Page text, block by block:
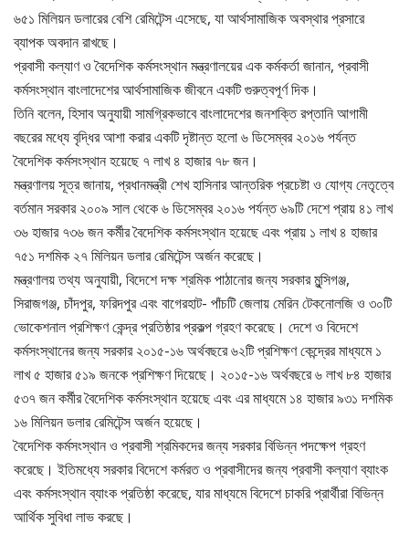
৬৫১ মিলিয়ন ডলারের বেশি রেমিটেন্স এসেছে, যা আর্থসামাজিক অবস্থার প্রসারে
ব্যাপক অবদান রাখছে।
প্রবাসী কল্যাণ ও বৈদেশিক কর্মসংস্থান মন্ত্রণালয়ের এক কর্মকর্তা জানান, প্রবাসী
কর্মসংস্থান বাংলাদেশের আর্থসামাজিক জীবনে একটি গুরুত্বপূর্ণ দিক।
তিনি বলেন, হিসাব অনুযায়ী সামগ্রিকভাবে বাংলাদেশের জনশক্তি রপ্তানি আগামী
বছরের মধ্যে বৃদ্ধির আশা করার একটি দৃষ্টান্ত হলো ৬ ডিসেম্বর ২০১৬ পর্যন্ত
বৈদেশিক কর্মসংস্থান হয়েছে ৭ লাখ ৪ হাজার ৭৮ জন।
মন্ত্রণালয় সূত্র জানায়, প্রধানমন্ত্রী শেখ হাসিনার আন্তরিক প্রচেষ্টা ও যোগ্য নেতৃত্বে
বর্তমান সরকার ২০০৯ সাল থেকে ৬ ডিসেম্বর ২০১৬ পর্যন্ত ৬৯টি দেশে প্রায় ৪১ লাখ
৩৬ হাজার ৭৩৬ জন কর্মীর বৈদেশিক কর্মসংস্থান হয়েছে এবং প্রায় ১ লাখ ৪ হাজার
৭৫১ দশমিক ২৭ মিলিয়ন ডলার রেমিটেন্স অর্জন করেছে।
মন্ত্রণালয় তথ্য অনুযায়ী, বিদেশে দক্ষ শ্রমিক পাঠানোর জন্য সরকার মুন্সিগঞ্জ,
সিরাজগঞ্জ, চাঁদপুর, ফরিদপুর এবং বাগেরহাট- পাঁচটি জেলায় মেরিন টেকনোলজি ও ৩০টি
ভোকেশনাল প্রশিক্ষণ কেন্দ্র প্রতিষ্ঠার প্রকল্প গ্রহণ করেছে। দেশে ও বিদেশে
কর্মসংস্থানের জন্য সরকার ২০১৫-১৬ অর্থবছরে ৬২টি প্রশিক্ষণ কেন্দ্রের মাধ্যমে ১
লাখ ৫ হাজার ৫১৯ জনকে প্রশিক্ষণ দিয়েছে। ২০১৫-১৬ অর্থবছরে ৬ লাখ ৮৪ হাজার
৫৩৭ জন কর্মীর বৈদেশিক কর্মসংস্থান হয়েছে এবং এর মাধ্যমে ১৪ হাজার ৯৩১ দশমিক
১৬ মিলিয়ন ডলার রেমিটেন্স অর্জন হয়েছে।
বৈদেশিক কর্মসংস্থান ও প্রবাসী শ্রমিকদের জন্য সরকার বিভিন্ন পদক্ষেপ গ্রহণ
করেছে। ইতিমধ্যে সরকার বিদেশে কর্মরত ও প্রবাসীদের জন্য প্রবাসী কল্যাণ ব্যাংক
এবং কর্মসংস্থান ব্যাংক প্রতিষ্ঠা করেছে, যার মাধ্যমে বিদেশে চাকরি প্রার্থীরা বিভিন্ন
আর্থিক সুবিধা লাভ করছে।